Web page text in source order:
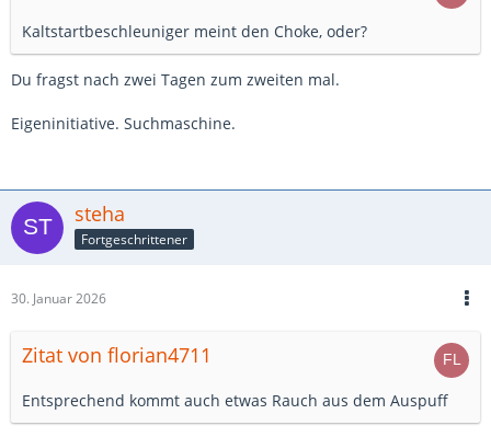
Kaltstartbeschleuniger meint den Choke, oder?
Du fragst nach zwei Tagen zum zweiten mal.
Eigeninitiative. Suchmaschine.
steha
Fortgeschrittener
30. Januar 2026
Zitat von florian4711
Entsprechend kommt auch etwas Rauch aus dem Auspuff